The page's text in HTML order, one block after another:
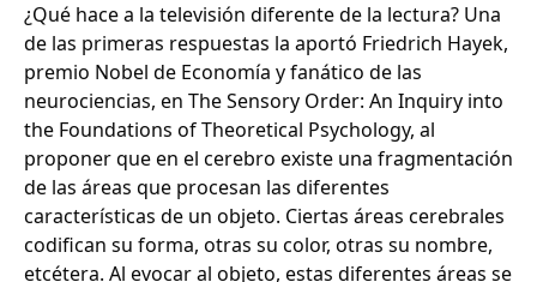
¿Qué hace a la televisión diferente de la lectura? Una
de las primeras respuestas la aportó Friedrich Hayek,
premio Nobel de Economía y fanático de las
neurociencias, en The Sensory Order: An Inquiry into
the Foundations of Theoretical Psychology, al
proponer que en el cerebro existe una fragmentación
de las áreas que procesan las diferentes
características de un objeto. Ciertas áreas cerebrales
codifican su forma, otras su color, otras su nombre,
etcétera. Al evocar al objeto, estas diferentes áreas se